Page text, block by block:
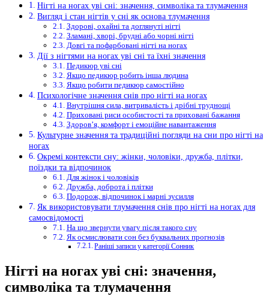
Нігті на ногах уві сні: значення, символіка та тлумачення
Вигляд і стан нігтів у сні як основа тлумачення
Здорові, охайні та доглянуті нігті
Зламані, хворі, брудні або чорні нігті
Довгі та пофарбовані нігті на ногах
Дії з нігтями на ногах уві сні та їхні значення
Педикюр уві сні
Якщо педикюр робить інша людина
Якщо робити педикюр самостійно
Психологічне значення снів про нігті на ногах
Внутрішня сила, витривалість і дрібні труднощі
Приховані риси особистості та приховані бажання
Здоров’я, комфорт і емоційне навантаження
Культурне значення та традиційні погляди на сни про нігті на
ногах
Окремі контексти сну: жінки, чоловіки, дружба, плітки,
поїздки та відпочинок
Для жінок і чоловіків
Дружба, доброта і плітки
Подорож, відпочинок і марні зусилля
Як використовувати тлумачення снів про нігті на ногах для
самосвідомості
На що звернути увагу після такого сну
Як осмислювати сон без буквальних прогнозів
Раніші записи у категорії Сонник
Нігті на ногах уві сні: значення,
символіка та тлумачення